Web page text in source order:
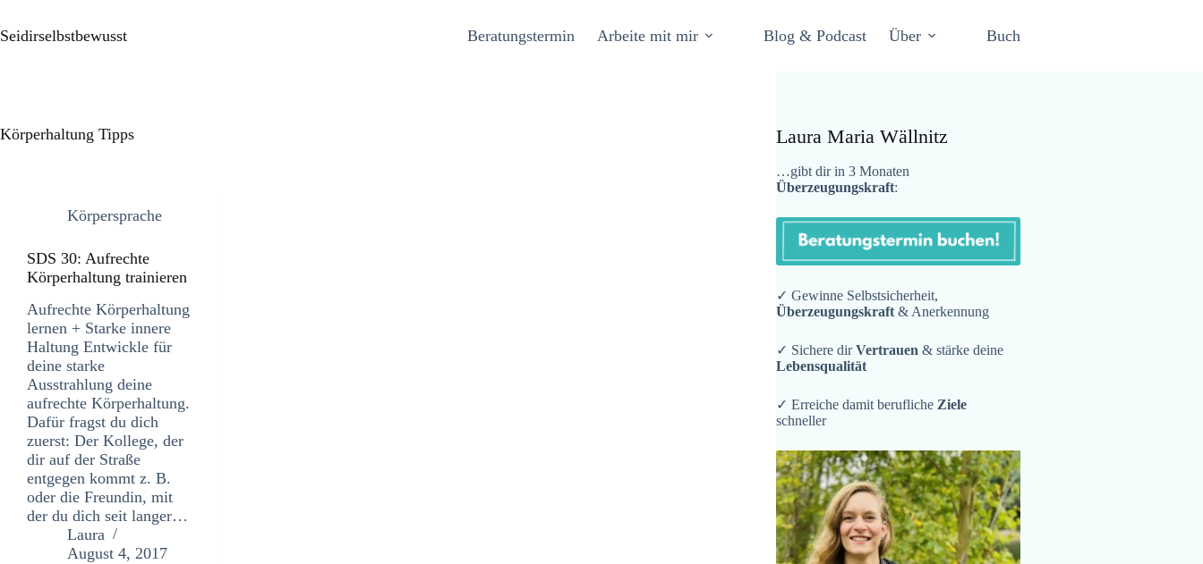
Seidirselbstbewusst Beratungstermin Arbeite mit mir Blog & Podcast Über Buch
Körperhaltung Tipps
Körpersprache
SDS 30: Aufrechte
Körperhaltung trainieren
Aufrechte Körperhaltung
lernen + Starke innere
Haltung Entwickle für
deine starke
Ausstrahlung deine
aufrechte Körperhaltung.
Dafür fragst du dich
zuerst: Der Kollege, der
dir auf der Straße
entgegen kommt z. B.
oder die Freundin, mit
der du dich seit langer…
Laura
August 4, 2017
Laura Maria Wällnitz
…gibt dir in 3 Monaten
Überzeugungskraft:
✓ Gewinne Selbstsicherheit,
Überzeugungskraft & Anerkennung
✓ Sichere dirVertrauen & stärke deine
Lebensqualität
✓ Erreiche damit berufliche Ziele
schneller